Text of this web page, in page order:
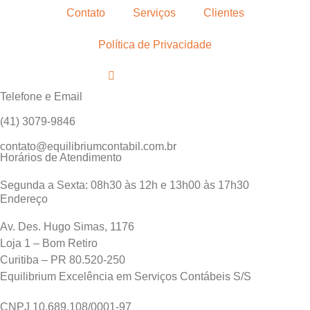
Contato
Serviços Clientes
Política de Privacidade
Telefone e Email
(41) 3079-9846
contato@equilibriumcontabil.com.br
Horários de Atendimento
Segunda a Sexta: 08h30 às 12h e 13h00 às 17h30
Endereço
Av. Des. Hugo Simas, 1176
Loja 1 – Bom Retiro
Curitiba – PR 80.520-250
Equilibrium Excelência em Serviços Contábeis S/S
CNPJ 10.689.108/0001-97